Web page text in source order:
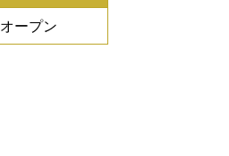
オープン